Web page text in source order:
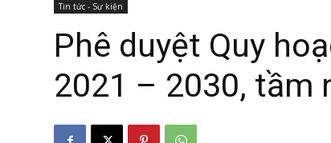
Tin tức - Sự kiện
Phê duyệt Quy
2021 – 2030, tầm